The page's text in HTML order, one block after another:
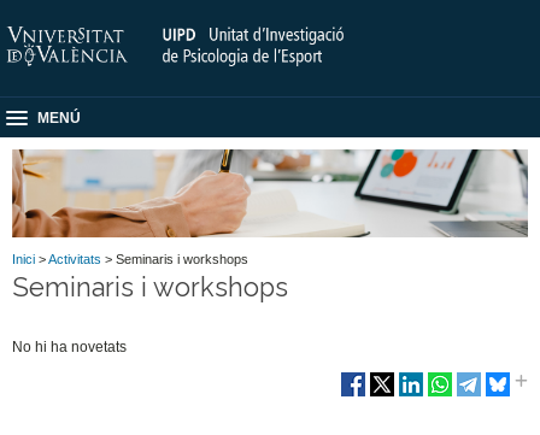
MENÚ
Inici >Activitats > Seminaris i workshops
Seminaris i workshops
No hi ha novetats